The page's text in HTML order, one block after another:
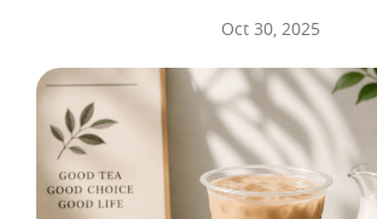
Oct 30, 2025